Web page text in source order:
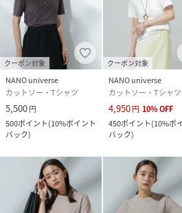
■カラー展開
・デイリー使いしやすいブラック、
カーキの4色展開
・同型の色違い(サックス、L.イエ
ン、ブルー)は下記別品番で展開中
6695124306 Anti Soaked(R) 汗
ーＴシャツ
■取扱方法
をして下さい。裏返してネットに入
まの放置や、長時間の浸漬はしない
整えて直ちに干してください。あて
クーポン対象
NANO universe
カットソー・Tシャツ
5,500円
500ポイント(10%ポイント
バック)
クーポン対象
NANO universe
カットソー・Tシャツ
4,950円 10%OFF
450ポイント(10%ポ
バック)